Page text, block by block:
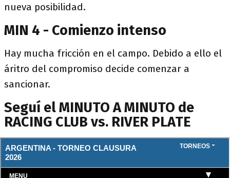
nueva posibilidad.
MIN 4 - Comienzo intenso
Hay mucha fricción en el campo. Debido a ello el
áritro del compromiso decide comenzar a
sancionar.
Seguí el MINUTO A MINUTO de
RACING CLUB vs. RIVER PLATE